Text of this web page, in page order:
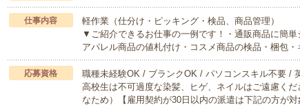
仕事内容
軽作業（仕分け・ピッキング・検品、商品管理）
▼ご紹介できるお仕事の一例です！・通販商品に簡単
アパレル商品の値札付け・コスメ商品の検品・梱包
応募資格
職種未経験OK / ブランクOK / パソコンスキル不要 /
高校生は不可過度な染髪、ヒゲ、ネイルはご遠慮く
なため）【雇用契約が30日以内の派遣は下記の方が